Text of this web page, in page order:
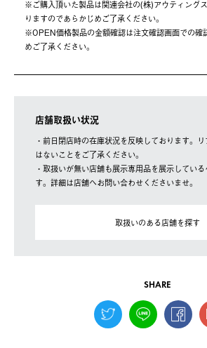
※ご購⼊頂いた製品は関連会社の(株)アウティング
りますのであらかじめご了承ください。
※OPEN価格製品の⾦額確認は注⽂確認画⾯での確
めご了承ください。
店舗取扱い状況
・前日閉店時の在庫状況を反映しております。
はないことをご了承ください。
・取扱いが無い店舗も展示専用品を展示してい
す。詳細は店舗へお問い合わせくださいませ。
取扱いのある店舗を探す
SHARE